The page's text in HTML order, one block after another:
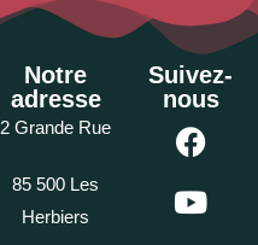
Notre
adresse
2 Grande Rue
85 500 Les
Herbiers
Suivez-
nous